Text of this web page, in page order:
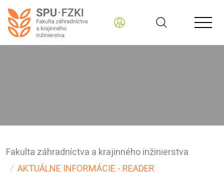
Fakulta záhradníctva a krajinného inžinierstva
AKTUÁLNE INFORMÁCIE - READER